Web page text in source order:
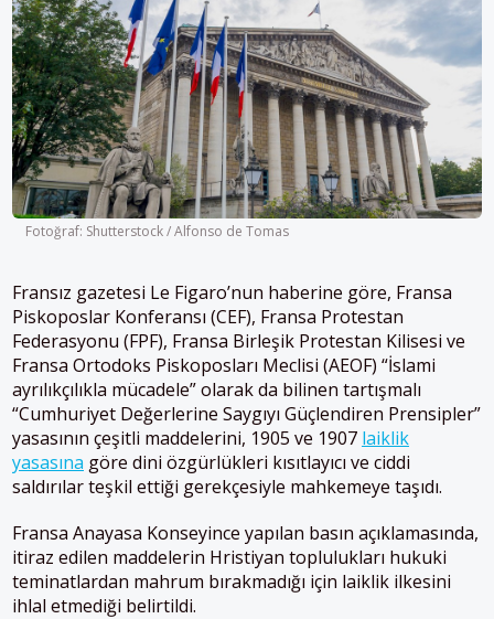
Fotoğraf: Shutterstock / Alfonso de Tomas
Fransız gazetesi Le Figaro’nun haberine göre, Fransa
Piskoposlar Konferansı (CEF), Fransa Protestan
Federasyonu (FPF), Fransa Birleşik Protestan Kilisesi ve
Fransa Ortodoks Piskoposları Meclisi (AEOF) “İslami
ayrılıkçılıkla mücadele” olarak da bilinen tartışmalı
“Cumhuriyet Değerlerine Saygıyı Güçlendiren Prensipler”
yasasının çeşitli maddelerini, 1905 ve 1907 laiklik
yasasına göre dini özgürlükleri kısıtlayıcı ve ciddi
saldırılar teşkil ettiği gerekçesiyle mahkemeye taşıdı.
Fransa Anayasa Konseyince yapılan basın açıklamasında,
itiraz edilen maddelerin Hristiyan toplulukları hukuki
teminatlardan mahrum bırakmadığı için laiklik ilkesini
ihlal etmediği belirtildi.